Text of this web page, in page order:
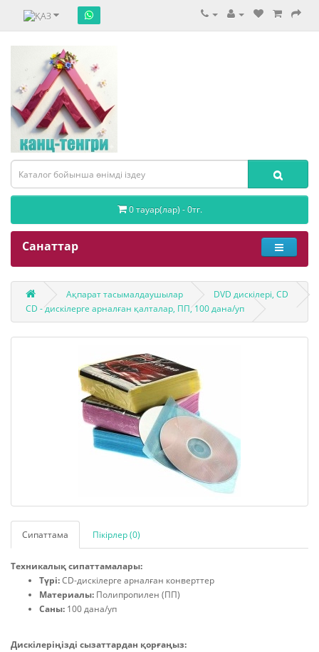
0 тауар(лар) - 0тг.
Санаттар
Ақпарат тасымалдаушылар
DVD дискілері, CD
CD - дискілерге арналған қалталар, ПП, 100 дана/уп
Сипаттама Пікірлер (0)
Техникалық сипаттамалары:
Түрі:CD-дискілерге арналған конверттер
Материалы: Полипропилен (ПП)
Саны: 100 дана/уп
Дискілеріңізді сызаттардан қорғаңыз: